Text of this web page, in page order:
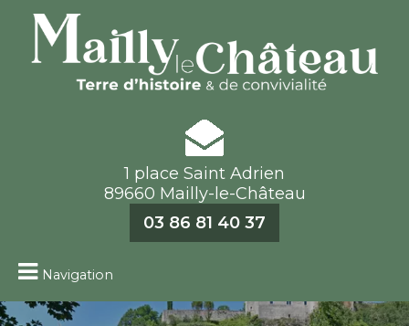
1 place Saint Adrien
89660 Mailly-le-Château
03 86 81 40 37
Navigation